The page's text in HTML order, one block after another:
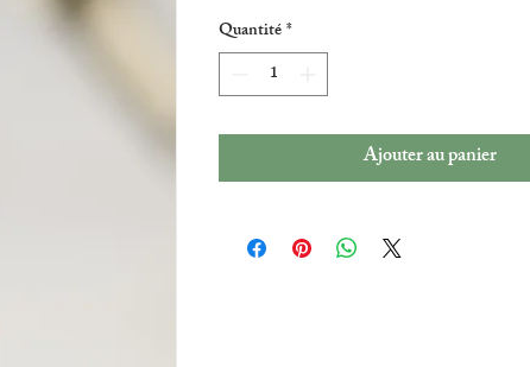
Quantité*
Ajouter au panier